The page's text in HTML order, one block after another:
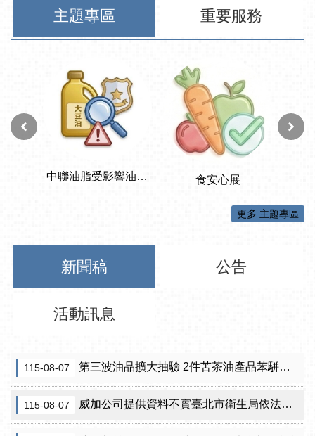
主題專區 重要服務
更多 主題專區
新聞稿 公告
活動訊息
115-08-07 第三波油品擴大抽驗 2件苦茶油產品苯駢芘超標 前已要求預防性下架
115-08-07 威加公司提供資料不實臺北市衛生局依法重罰300萬元 續查苦茶油及原料下游